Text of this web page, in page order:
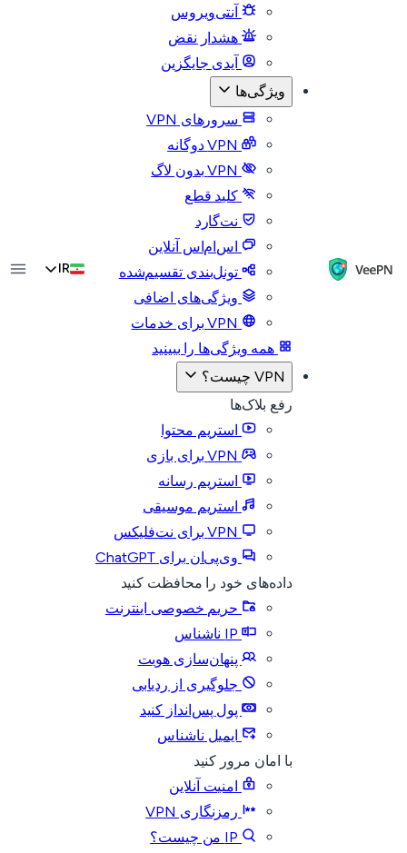
آنتی‌ویروس
هشدار نقض
آیدی جایگزین
ویژگی‌ها
سرورهای VPN
VPN دوگانه
VPN بدون لاگ
کلید قطع
نت‌گارد
اس‌ام‌اس آنلاین
تونل‌بندی تقسیم‌شده
ویژگی‌های اضافی
VPN برای خدمات
همه ویژگی‌ها را ببینید
VPN چیست؟
رفع بلاک‌ها
استریم محتوا
VPN برای بازی
استریم رسانه
استریم موسیقی
VPN برای نت‌فلیکس
وی‌پی‌ان برای ChatGPT
داده‌های خود را محافظت کنید
حریم خصوصی اینترنت
IP ناشناس
پنهان‌سازی هویت
جلوگیری از ردیابی
پول پس‌انداز کنید
ایمیل ناشناس
با امان مرور کنید
امنیت آنلاین
رمزنگاری VPN
IP من چیست؟
IR